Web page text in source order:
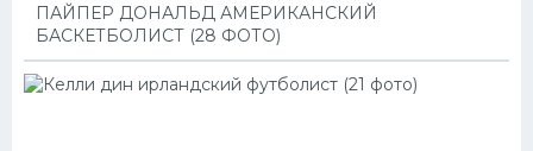
ПАЙПЕР ДОНАЛЬД АМЕРИКАНСКИЙ
БАСКЕТБОЛИСТ (28 ФОТО)